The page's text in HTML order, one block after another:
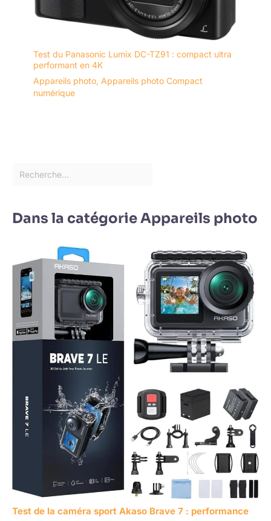
Test du Panasonic Lumix DC-TZ91 : compact ultra
performant en 4K
Appareils photo, Appareils photo Compact
numérique
Dans la catégorie Appareils photo
Test de la caméra sport Akaso Brave 7 : performance